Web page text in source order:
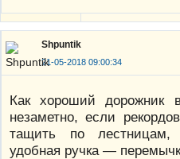
Shpuntik
21-05-2018 09:00:34
Как хороший дорожник
незаметно, если
тащить по
удобная ручка —